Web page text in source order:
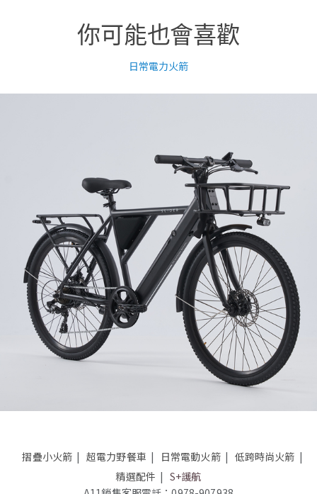
你可能也會喜歡
日常電力火箭
摺疊小火箭 超電力野餐車 日常電動火箭
低跨時尚火箭
精選配件
S+護航